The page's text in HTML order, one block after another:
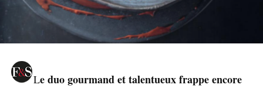
Le duo gourmand et talentueux frappe encore